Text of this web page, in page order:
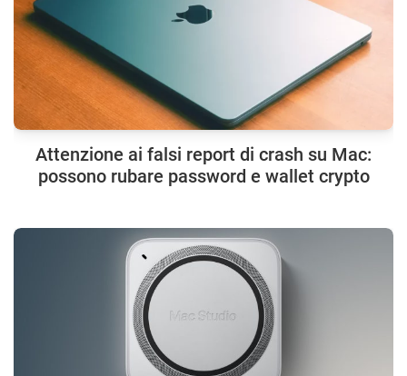
Attenzione ai falsi report di crash su Mac:
possono rubare password e wallet crypto